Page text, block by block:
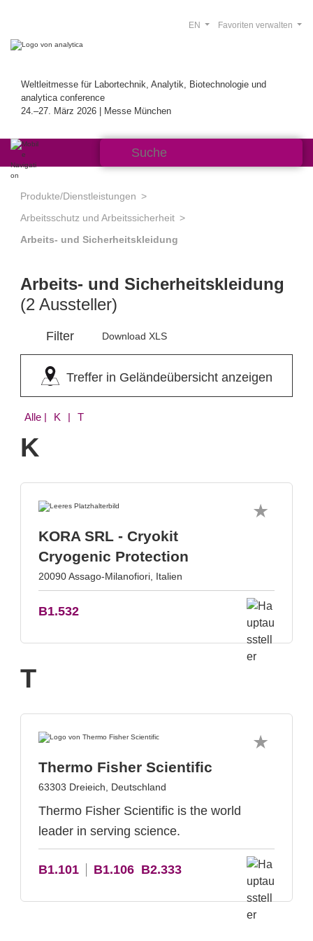
Weltleitmesse für Labortechnik, Analytik, Biotechnologie und
analytica conference
24.–27. März 2026 | Messe München
Favoriten verwalten
EN
Produkte/Dienstleistungen
Arbeitsschutz und Arbeitssicherheit
Arbeits- und Sicherheitskleidung
Arbeits- und Sicherheitskleidung
(2 Aussteller)
Filter Download XLS
Treffer in Geländeübersicht anzeigen
Alle | K | T
K
KORA SRL - Cryokit
Cryogenic Protection
20090 Assago-Milanofiori, Italien
B1.532
T
Thermo Fisher Scientific
63303 Dreieich, Deutschland
Thermo Fisher Scientific is the world
leader in serving science.
B1.101 B1.106 B2.333